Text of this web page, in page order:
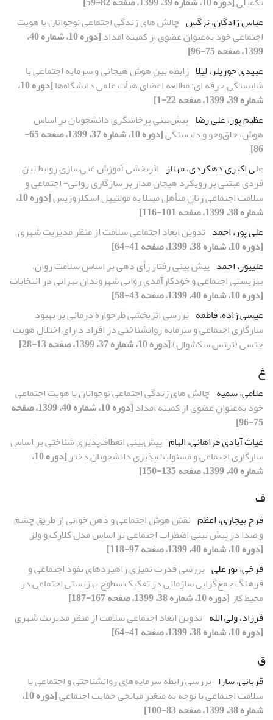
عباس زادگان، نرگس چالش های زندگی اجتماعی نوجوانان با هویت
اجتماعی خود به‌عنوان عضوی از کمیته امداد
[دوره 10، شماره 40،
1399، صفحه 75-96]
عبیدی حوریلر، لیلا رابطه بین هوش هیجانی و سرمایه اجتماعی با
شایستگی حرفه ای: مطالعه اعضای هیأت علمی دانشگاه‌ها
[دوره 10،
شماره 39، 1399، صفحه 22-1]
عظیم پور، علی رضا پیش‌بینی پرخاشگری دانشجویان بر اساس
هوش، خلق‌وخو و دلبستگی
[دوره 10، شماره 37، 1399، صفحه 65-
86]
علی اکبری دهکردی، مهناز اثربخشی آموزش غنی‌سازی روابط بین
فردی مبتنی بر رویکرد هیجان مدار بر سازگاری روانی- اجتماعی و
سلامت اجتماعی زنان متأهل مبتلا به مولتیپل اسکلروزیس
[دوره 10،
شماره 38، 1399، صفحه 101-116]
علی پور، احمد تدوین ابعاد اجتماعی سلامت از منظر مدیریت شهری
[دوره 10، شماره 38، 1399، صفحه 41-64]
علیپور، احمد پیش بینی رفتار رأی دهی بر اساس سلامت روان،
بهزیستی اجتماعی و خودکارآمدی روانی شهروندان تهرانی در انتخابات
[دوره 10، شماره 40، 1399، صفحه 43-58]
عیسی زاده، فاطمه بررسی اثربخشی طرحواره درمانی بر بهبود
سازگاری اجتماعی و سرمایه روانشناختی در افراد دارای اختلال هویت
جنسی (ترنس سکشوال)[دوره 10، شماره 37، 1399، صفحه 13-28]
غ
غلامی، سمیه چالش های زندگی اجتماعی نوجوانان با هویت اجتماعی
خود به‌عنوان عضوی از کمیته امداد
[دوره 10، شماره 40، 1399، صفحه
75-96]
غیاث آبادی فراهانی، الهام پیش‌بینی انعطاف‌پذیری شناختی بر اساس
سازگاری اجتماعی و مسئولیت‌پذیری دانشجویان دختر
[دوره 10،
شماره 40، 1399، صفحه 135-150]
ف
فرح بیجاری، اعظم نقش هوش اجتماعی و ذهن خوانی از طریق چشم
و صدا در پیش بینی اضطراب اجتماعی بر اساس مدل کلارک و ولز
[دوره 10، شماره 40، 1399، صفحه 97-118]
فرخی، نورعلی بررسی قدرت تمیزی راهبردهای نفوذ اجتماعی و
فرهنگ جمع‌گرایی سازمانی در تفکیک سطوح بهزیستی اجتماعی در
محیط کار [دوره 10، شماره 38، 1399، صفحه 167-187]
فرزاد، ولی الله تدوین ابعاد اجتماعی سلامت از منظر مدیریت شهری
[دوره 10، شماره 38، 1399، صفحه 41-64]
ق
قربانی، سارا بررسی رابطه سرمایه‌های روانشناختی و اجتماعی با
سلامت اجتماعی با توجه به متغیر میانجی حمایت اجتماعی
[دوره 10،
شماره 38، 1399، صفحه 83-100]